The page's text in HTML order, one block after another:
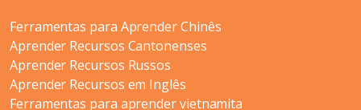
Ferramentas para Aprender Chinês
Aprender Recursos Cantonenses
Aprender Recursos Russos
Aprender Recursos em Inglês
Ferramentas para aprender vietnamita